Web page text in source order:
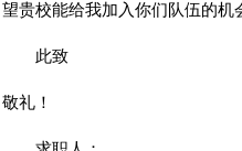
望贵校能给我加入你们队伍的
此致
敬礼！